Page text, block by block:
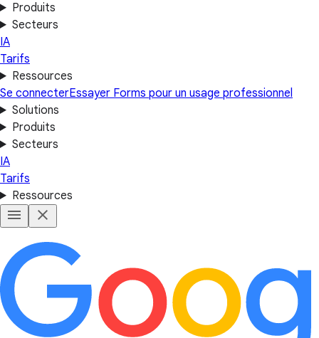
Produits
Secteurs
IA
Tarifs
Ressources
Se connecterEssayer Forms pour un usage professionnel
Solutions
Produits
Secteurs
IA
Tarifs
Ressources